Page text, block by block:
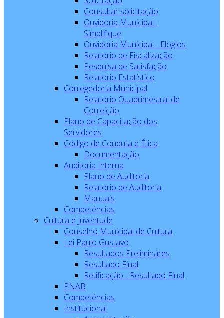
Consultar solicitação
Ouvidoria Municipal -
Simplifique
Ouvidoria Municipal - Elogios
Relatório de Fiscalização
Pesquisa de Satisfação
Relatório Estatístico
Corregedoria Municipal
Relatório Quadrimestral de
Correição
Plano de Capacitação dos
Servidores
Código de Conduta e Ética
Documentação
Auditoria Interna
Plano de Auditoria
Relatório de Auditoria
Manuais
Competências
Cultura e Juventude
Conselho Municipal de Cultura
Lei Paulo Gustavo
Resultados Prelimináres
Resultado Final
Retificação - Resultado Final
PNAB
Competências
Institucional